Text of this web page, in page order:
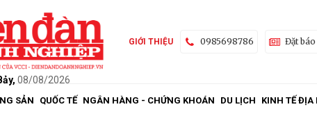
08/08/2026
GIỚI THIỆU 0985698786 Đặt báo
SẢN QUỐC TẾ NGÂN HÀNG - CHỨNG KHOÁN DU LỊCH KINH TẾ ĐỊA